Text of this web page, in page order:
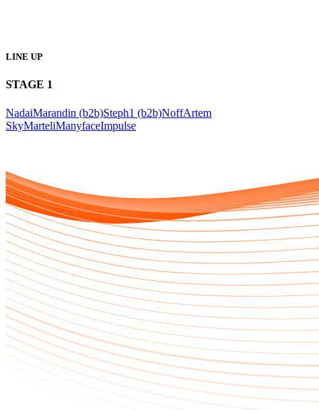
LINE UP
STAGE 1
NadaiMarandin (b2b)Steph1 (b2b)NoffArtem
SkyMarteliManyfaceImpulse